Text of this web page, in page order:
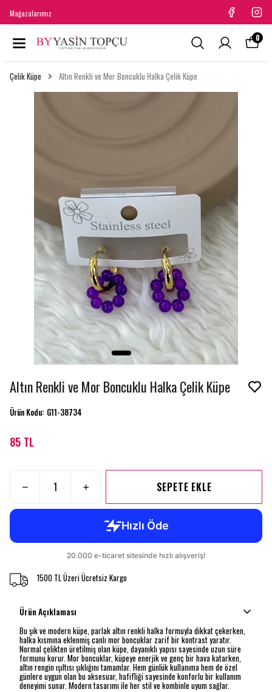
Mağazalarımız
0
Çelik Küpe Altın Renkli ve Mor Boncuklu Halka Çelik Küpe
Altın Renkli ve Mor Boncuklu Halka Çelik Küpe
Ürün Kodu: G11-38734
85 TL
SEPETE EKLE
1500 TL Üzeri Ücretsiz Kargo
Ürün Açıklaması
Bu şık ve modern küpe, parlak altın renkli halka formuyla dikkat çekerken,
halka kısmına eklenmiş canlı mor boncuklar zarif bir kontrast yaratır.
Normal çelikten üretilmiş olan küpe, dayanıklı yapısı sayesinde uzun süre
formunu korur. Mor boncuklar, küpeye enerjik ve genç bir hava katarken,
altın rengin ışıltısı şıklığını tamamlar. Hem günlük kullanıma hem de özel
günlere uygun olan bu aksesuar, hafifliği sayesinde konforlu bir kullanım
deneyimi sunar. Modern tasarımı ile her stil ve kombinle uyum sağlar.